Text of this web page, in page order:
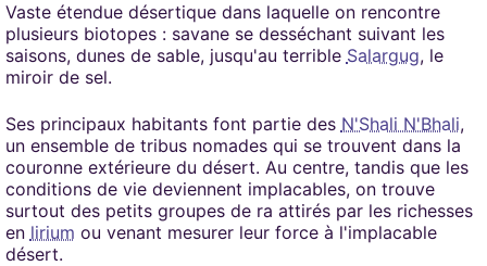
Vaste étendue désertique dans laquelle on rencontre
plusieurs biotopes : savane se desséchant suivant les
saisons, dunes de sable, jusqu'au terrible Salargug, le
miroir de sel.
Ses principaux habitants font partie des N'Shali N'Bhali,
un ensemble de tribus nomades qui se trouvent dans la
couronne extérieure du désert. Au centre, tandis que les
conditions de vie deviennent implacables, on trouve
surtout des petits groupes de ra attirés par les richesses
en lirium ou venant mesurer leur force à l'implacable
désert.